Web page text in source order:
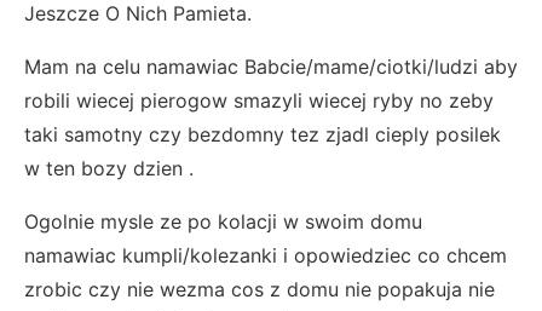
Jeszcze O Nich Pamieta.
Mam na celu namawiac Babcie/mame/ciotki/ludzi aby
robili wiecej pierogow smazyli wiecej ryby no zeby
taki samotny czy bezdomny tez zjadl cieply posilek
w ten bozy dzien .
Ogolnie mysle ze po kolacji w swoim domu
namawiac kumpli/kolezanki i opowiedziec co chcem
zrobic czy nie wezma cos z domu nie popakuja nie